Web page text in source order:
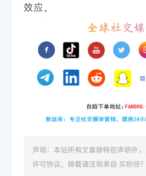
效应。
声明：本站所有文章除特别声明外
许可协议。转载请注明来自 买粉呀！